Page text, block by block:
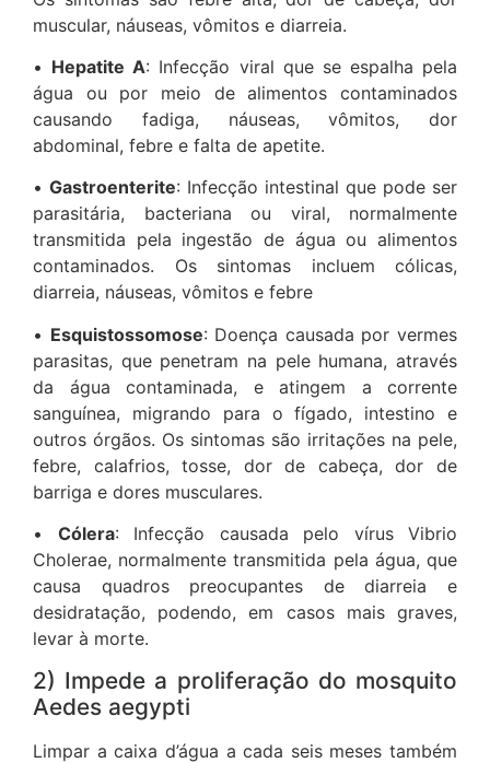
muscular, náuseas, vômitos e diarreia.
• Hepatite A: Infecção viral que se espalha pela
água ou por meio de alimentos contaminados
causando fadiga, náuseas, vômitos, dor
abdominal, febre e falta de apetite.
• Gastroenterite: Infecção intestinal que pode ser
parasitária, bacteriana ou viral, normalmente
transmitida pela ingestão de água ou alimentos
contaminados. Os sintomas incluem cólicas,
diarreia, náuseas, vômitos e febre
• Esquistossomose: Doença causada por vermes
parasitas, que penetram na pele humana, através
da água contaminada, e atingem a corrente
sanguínea, migrando para o fígado, intestino e
outros órgãos. Os sintomas são irritações na pele,
febre, calafrios, tosse, dor de cabeça, dor de
barriga e dores musculares.
• Cólera: Infecção causada pelo vírus Vibrio
Cholerae, normalmente transmitida pela água, que
causa quadros preocupantes de diarreia e
desidratação, podendo, em casos mais graves,
levar à morte.
2) Impede a proliferação do mosquito
Aedes aegypti
Limpar a caixa d’água a cada seis meses também